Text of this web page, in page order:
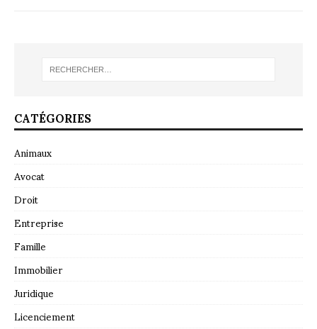
CATÉGORIES
Animaux
Avocat
Droit
Entreprise
Famille
Immobilier
Juridique
Licenciement